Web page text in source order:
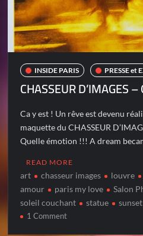
INSIDE PARIS PRESSE et
CHASSEUR D’IMAGES
Ca y est ! Un rêve est devenu
maquette du CHASSEUR
Quelle émotion !!! A dream
READ MORE
art chasseur images louvre
amour
paris my love Salon
soleil couchant
statue sunset
1 Commenton